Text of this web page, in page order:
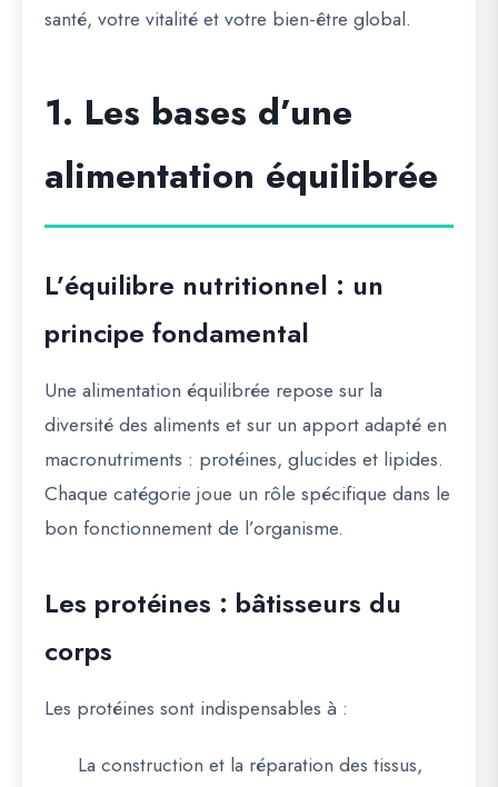
santé, votre vitalité et votre bien-être global.
1. Les bases d’une
alimentation équilibrée
L’équilibre nutritionnel : un
principe fondamental
Une alimentation équilibrée repose sur la
diversité des aliments et sur un apport adapté en
macronutriments : protéines, glucides et lipides.
Chaque catégorie joue un rôle spécifique dans le
bon fonctionnement de l’organisme.
Les protéines : bâtisseurs du
corps
Les protéines sont indispensables à :
La construction et la réparation des tissus,